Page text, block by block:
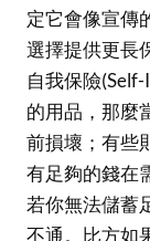
定它會像宣傳
選擇提供更長
自我保險
的用品，那麼
前損壞；有些
有足夠的錢在
若你無法儲蓄
不通。比方如